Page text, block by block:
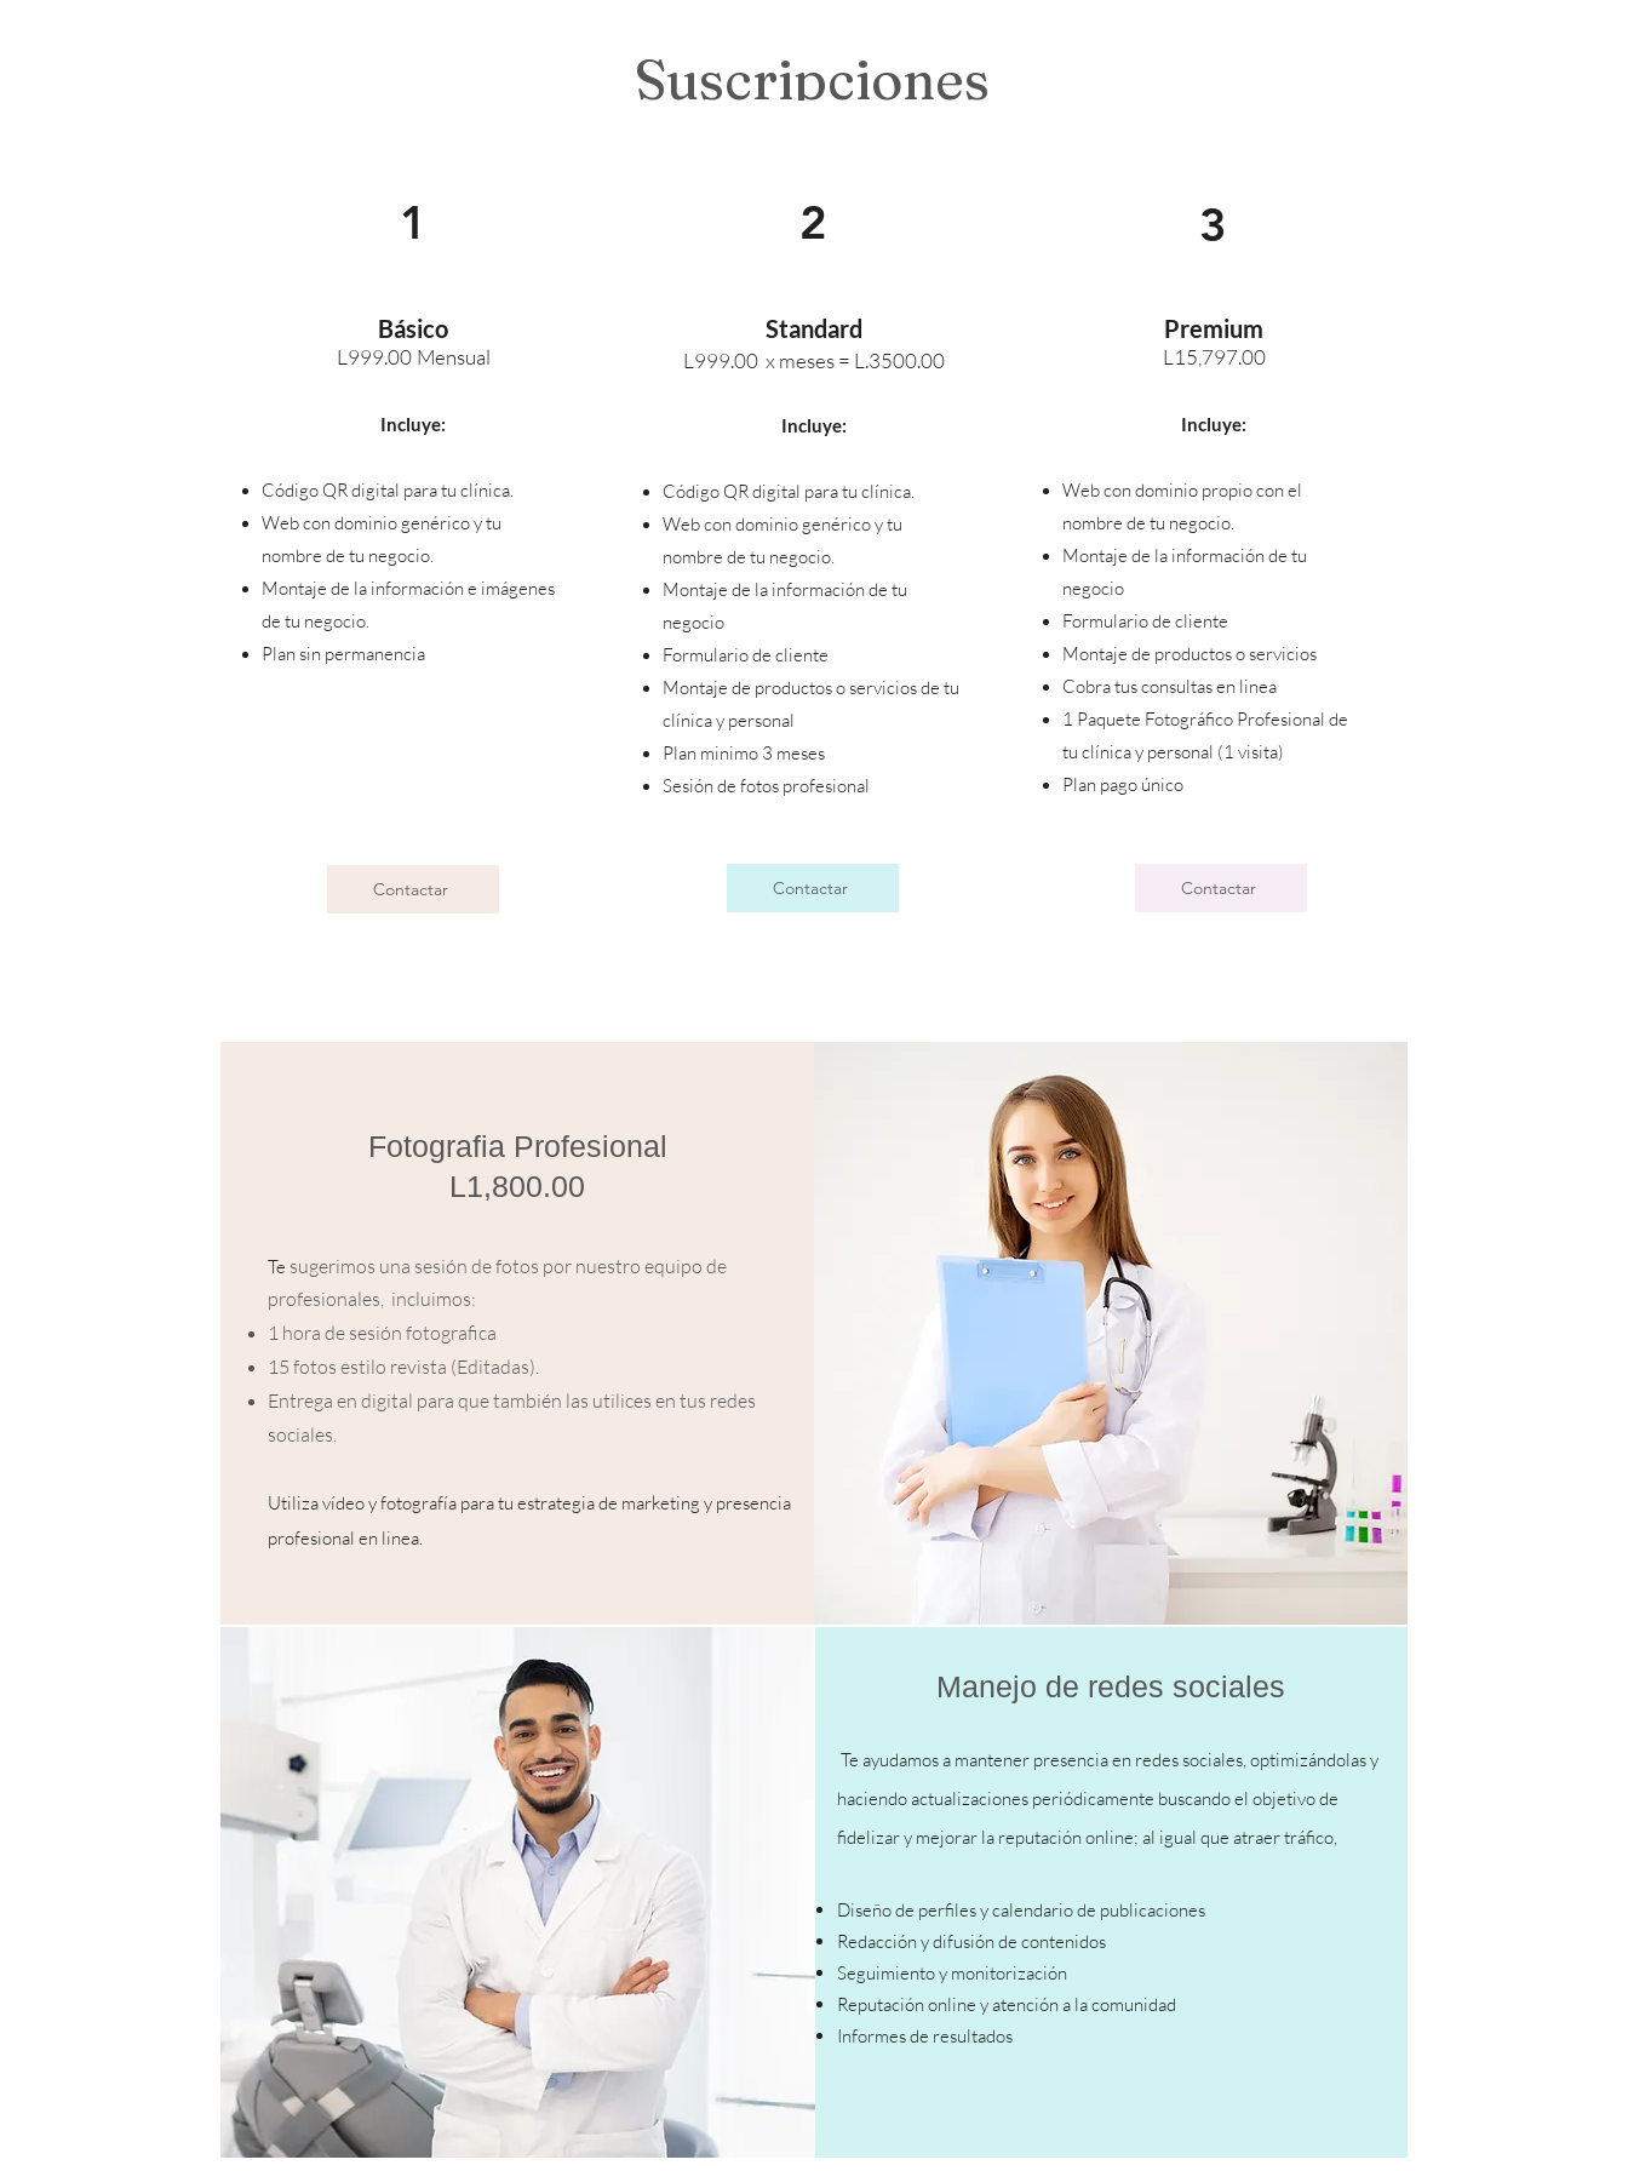
Suscripciones
1
Básico
L999.00 Mensual
Código QR digital para tu clínica.
Web con dominio genérico y tu
nombre de tu negocio.
Montaje de la información e imágenes
de tu negocio.
Plan sin permanencia
Incluye:
Contactar
2
Standard
L999.00 xmeses = L.3500.00
Incluye:
Código QR digital para tu clínica.
Web con dominio genérico y tu
nombre de tu negocio.
Montaje de la información de tu
negocio
Formulario de cliente
Montaje de productos o serviciosde tu
clínica y personal
Plan minimo 3 meses
Sesión de fotos profesional
Contactar
3
Premium
L15 ,797.00
Incluye:
Web con dominio propio con el
nombre de tu negocio.
Montaje de la información de tu
negocio
Formulario de cliente
Montaje de productos o servicios
Cobra tus consultas en linea
1 Paquete Fotográfico Profesional de
tu clínica y personal (1 visita)
Plan pago único
Contactar
Fotografia Profesional
L1,800.00
Te sugerimos una sesión de fotos por nuestro equipo de
profesionales, incluimos:
1 hora de sesión fotografica
15 fotos estilo revista (Editadas).
Entrega en digital para que también las utilices en tus redes
sociales.
Utiliza vídeo y fotografía para tu estrategia de marketing y presencia
profesional en linea.
Manejo de redes sociales
Te ayudamos a mantener presencia en redes sociales, optimizándolas y
haciendo actualizaciones periódicamente buscando el objetivo de
fidelizar y mejorar la reputación online; al igual que atraer tráfico,
Diseño de perfiles y calendario de publicaciones
Redacción y difusión de contenidos
Seguimiento y monitorización
Reputación online y atención a la comunidad
Informes de resultados